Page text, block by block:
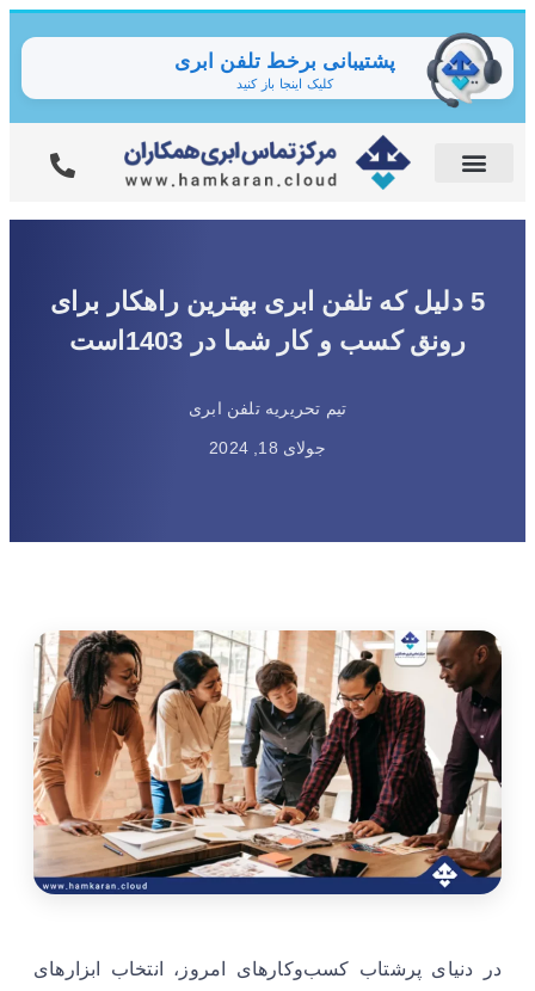
پشتیبانی برخط تلفن ابری
کلیک اینجا باز کنید
5 دلیل که تلفن ابری بهترین راهکار برای
رونق کسب و کار شما در 1403است
تیم تحریریه تلفن ابری
جولای 18, 2024
در دنیای پرشتاب کسب‌وکارهای امروز، انتخاب ابزارهای